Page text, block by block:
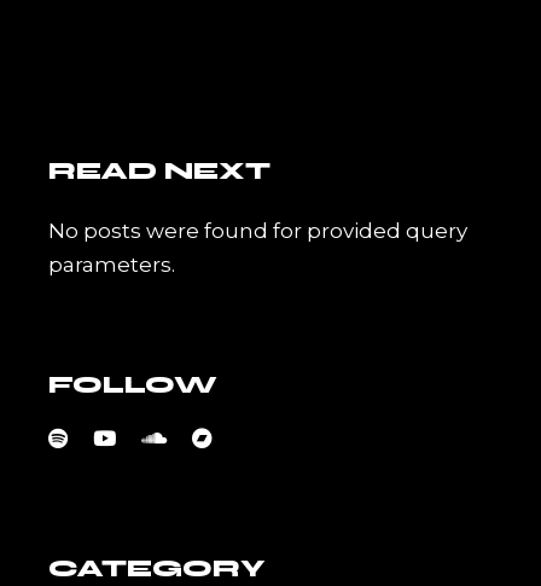
READ NEXT
No posts were found for provided query
parameters.
FOLLOW
CATEGORY